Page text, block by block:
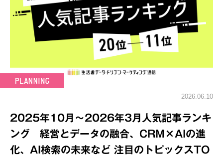
2026.06.10
2025年10月～2026年3月人気記事ランキ
ング 経営とデータの融合、CRM×AIの進
化、AI検索の未来など 注目のトピックスTO